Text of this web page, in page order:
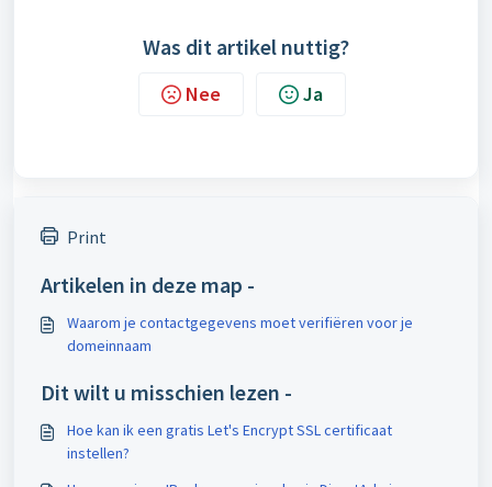
Was dit artikel nuttig?
Nee Ja
Print
Artikelen in deze map -
Waarom je contactgegevens moet verifiëren voor je
domeinnaam
Dit wilt u misschien lezen -
Hoe kan ik een gratis Let's Encrypt SSL certificaat
instellen?